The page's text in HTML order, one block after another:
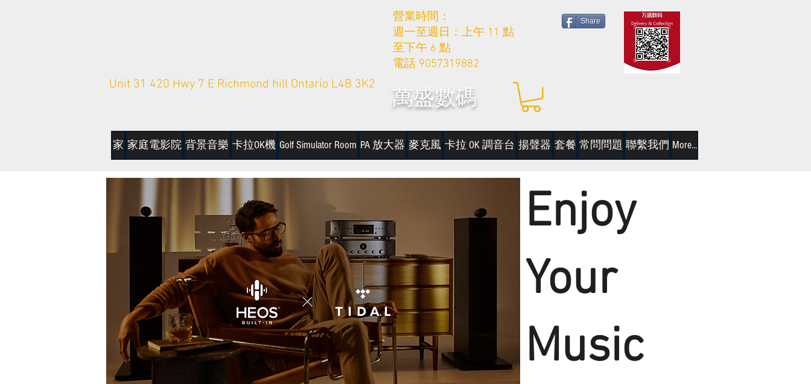
營業時間：
週一至週日：上午 11 點
至下午 6 點
電話 9057319882
Unit 31 420 Hwy 7 E Richmond hill Ontario L4B 3K2
萬盛數碼
Share
家 家庭電影院 背景音樂 卡拉OK機 Golf Simulator Room PA 放大器 麥克風 卡拉 OK 調音台 揚聲器 套餐 常問問題 聯繫我們 More...
Enjoy
Your
Music